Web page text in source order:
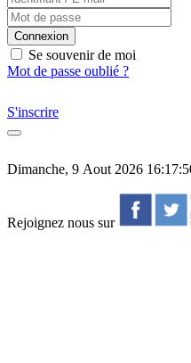
Connexion
Se souvenir de moi
Mot de passe oublié ?
S'inscrire
Dimanche, 9 Aout 2026
Rejoignez nous sur